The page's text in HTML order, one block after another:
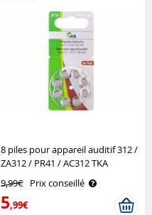
8 piles pour appareil auditif 312 /
ZA312 / PR41 / AC312 TKA
9,99€ Prix conseillé
5,99€